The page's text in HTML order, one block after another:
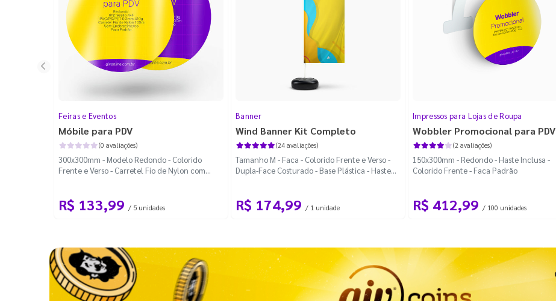
Feiras e Eventos
Móbile para PDV
(0 avaliações)
300x300mm - Modelo Redondo - Colorido
Frente e Verso - Carretel Fio de Nylon com
R$ 133,99 / 5 unidades
Banner
Wind Banner Kit Completo
(24 avaliações)
Tamanho M - Faca - Colorido Frente e Verso -
Dupla-Face Costurado - Base Plástica - Haste
R$ 174,99 / 1 unidade
Impressos para Lojas de Roupa
Wobbler Promocional para PDV
(2 avaliações)
150x300mm - Redondo - Haste Inclusa -
Colorido Frente - Faca Padrão
R$ 412,99 / 100 unidades